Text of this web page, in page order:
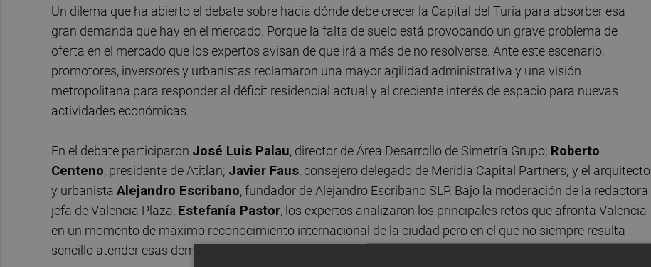
Un dilema que ha abierto el debate sobre hacia dónde debe crecer la Capital del Turia para absorber esa
gran demanda que hay en el mercado. Porque la falta de suelo está provocando un grave problema de
oferta en el mercado que los expertos avisan de que irá a más de no resolverse. Ante este escenario,
promotores, inversores y urbanistas reclamaron una mayor agilidad administrativa y una visión
metropolitana para responder al déficit residencial actual y al creciente interés de espacio para nuevas
actividades económicas.
En el debate participaron José Luis Palau, director de Área Desarrollo de Simetría Grupo; Roberto
Centeno, presidente de Atitlan; Javier Faus, consejero delegado de Meridia Capital Partners; y el arquitecto
y urbanista Alejandro Escribano, fundador de Alejandro Escribano SLP. Bajo la moderación de la redactora
jefa de Valencia Plaza, Estefanía Pastor, los expertos analizaron los principales retos que afronta València
en un momento de máximo reconocimiento internacional de la ciudad pero en el que no siempre resulta
sencillo atender esas demandas.